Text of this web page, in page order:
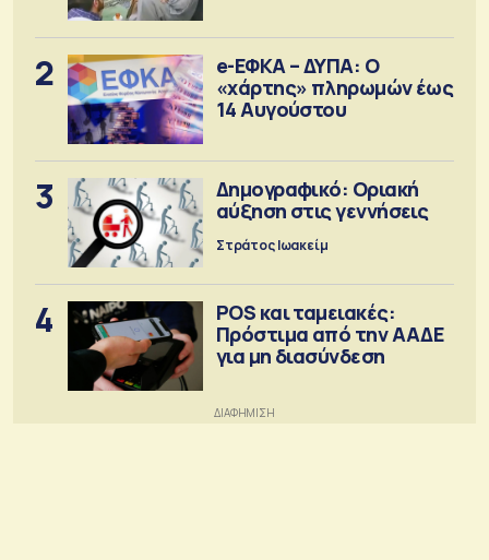
2
e-ΕΦΚΑ – ΔΥΠΑ: Ο
«χάρτης» πληρωμών έως
14 Αυγούστου
3
Δημογραφικό: Οριακή
αύξηση στις γεννήσεις
Στράτος Ιωακείμ
4
POS και ταμειακές:
Πρόστιμα από την ΑΑΔΕ
για μη διασύνδεση